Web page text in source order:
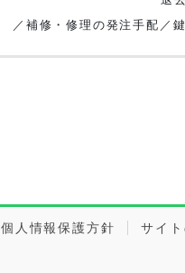
／補修・修理の発注手配／
個人情報保護方針 サイ